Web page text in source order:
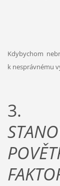
Kdybychom
k nesprávnému